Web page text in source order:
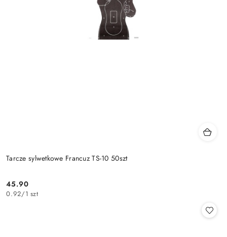
Tarcze sylwetkowe Francuz TS-10 50szt
Cena:
45.90
0.92/1 szt